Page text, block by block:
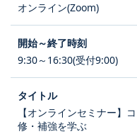
オンライン(Zoom)
9:30～16:30(受付9:00)
【オンラインセミナー】
修・補強を学ぶ